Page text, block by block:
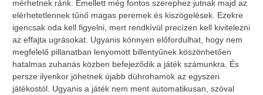
mérhetnek ránk. Emellett még fontos szerephez jutnak majd az
elérhetetlennek tűnő magas peremek és kiszögelések. Ezekre
igencsak oda kell figyelni, mert rendkívül precízen kell kivitelezni
az effajta ugrásokat. Ugyanis könnyen előfordulhat, hogy nem
megfelelő pillanatban lenyomott billentyűnek köszönhetően
hatalmas zuhanás közben befejeződik a játék számunkra. És
persze ilyenkor jöhetnek újabb dührohamok az egyszeri
játékostól. Ugyanis a játék nem ment automatikusan, szóval